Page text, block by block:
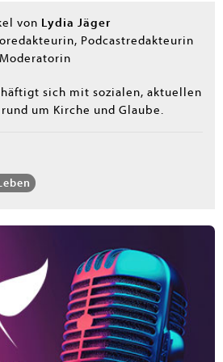
von Lydia Jäger
Podcastredakteurin
sich mit sozialen, aktuellen
um Kirche und Glaube.